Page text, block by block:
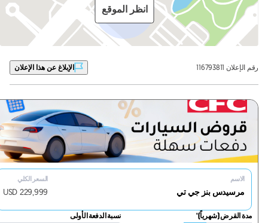
انظر الموقع
رقم الإعلان 116793811 الإبلاغ عن هذا الإعلان
الاسم
مرسيدس بنز جي تي
السعر الكلي
USD 229,999
مدة القرض (شهرياً)' نسبة الدفعة الأولى